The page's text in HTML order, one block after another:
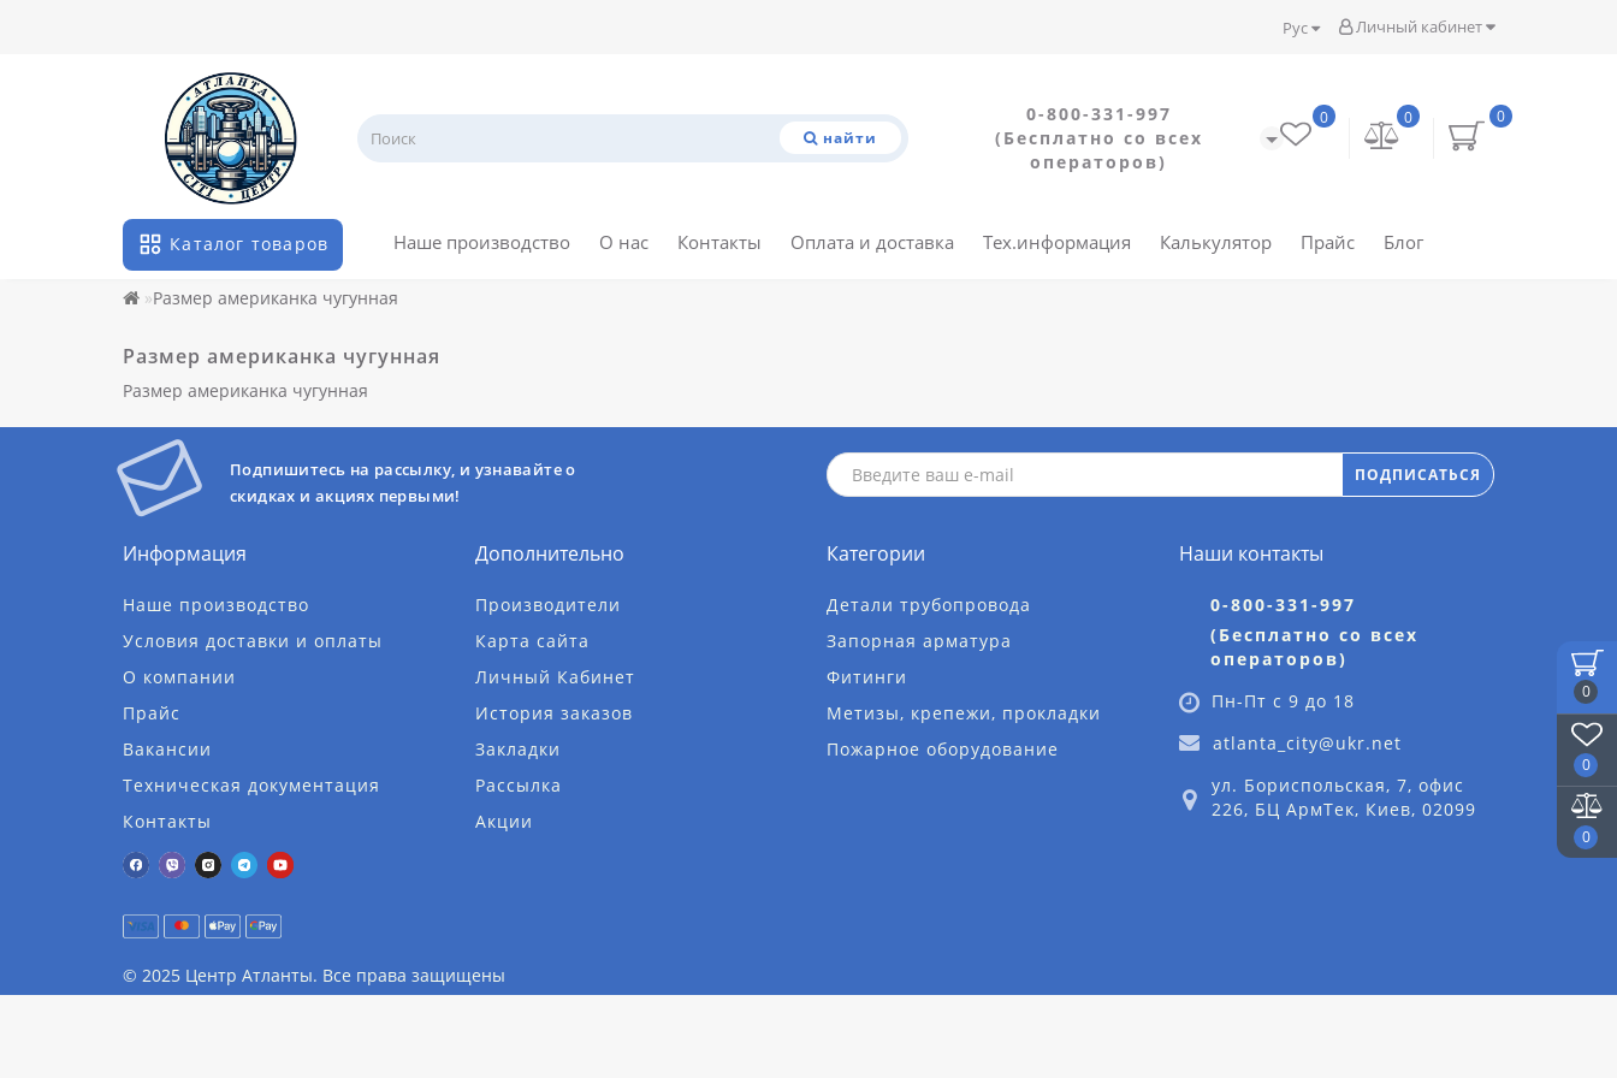
0
0
0
Личный кабинет
Рус
найти
0-800-331-997
(Бесплатно со всех
операторов)
0
0
0
Каталог товаров Наше производство О нас Контакты Оплата и доставка Тех.информация Калькулятор Прайс Блог
Размер американка чугунная
Размер американка чугунная
Размер американка чугунная
Подпишитесь на рассылку, и узнавайте о
скидках и акциях первыми!
ПОДПИСАТЬСЯ
Информация
Наше производство
Условия доставки и оплаты
О компании
Прайс
Вакансии
Техническая документация
Контакты
Дополнительно
Производители
Карта сайта
Личный Кабинет
История заказов
Закладки
Рассылка
Акции
Категории
Детали трубопровода
Запорная арматура
Фитинги
Метизы, крепежи, прокладки
Пожарное оборудование
Наши контакты
0-800-331-997
(Бесплатно со всех
операторов)
Пн-Пт с 9 до 18
atlanta_city@ukr.net
ул. Бориспольская, 7, офис
226, БЦ АрмТек, Киев, 02099
© 2025 Центр Атланты. Все права защищены